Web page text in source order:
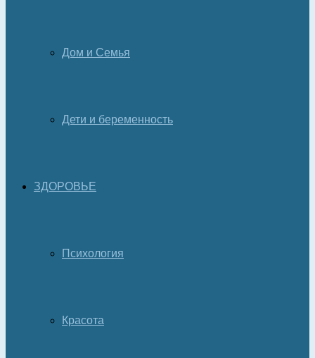
Дом и Семья
Дети и беременность
ЗДОРОВЬЕ
Психология
Красота